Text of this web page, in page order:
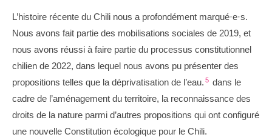
L’histoire récente du Chili nous a profondément marqué·e·s.
Nous avons fait partie des mobilisations sociales de 2019, et
nous avons réussi à faire partie du processus constitutionnel
chilien de 2022, dans lequel nous avons pu présenter des
propositions telles que la déprivatisation de l’eau. 5 dans le
cadre de l’aménagement du territoire, la reconnaissance des
droits de la nature parmi d’autres propositions qui ont configuré
une nouvelle Constitution écologique pour le Chili.